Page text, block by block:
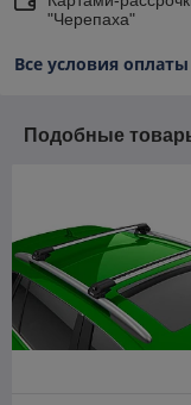
"Черепаха"
Все условия оплаты
Подобные